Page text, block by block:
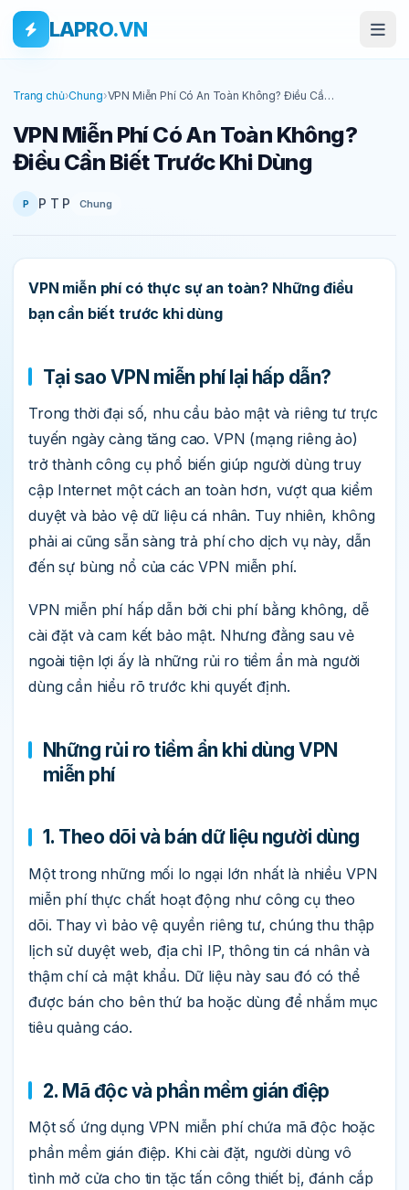
Skip to main content
Bỏ qua tới nội dung
LAPRO.VN
Trang chủ›Chung›VPN Miễn Phí Có An Toàn Không? Điều Cần
VPN Miễn Phí Có An Toàn Không?
Điều Cần Biết Trước Khi Dùng
P P T P Chung
VPN miễn phí có thực sự an toàn? Những điều
bạn cần biết trước khi dùng
Tại sao VPN miễn phí lại hấp dẫn?
Trong thời đại số, nhu cầu bảo mật và riêng tư trực
tuyến ngày càng tăng cao. VPN (mạng riêng ảo)
trở thành công cụ phổ biến giúp người dùng truy
cập Internet một cách an toàn hơn, vượt qua kiểm
duyệt và bảo vệ dữ liệu cá nhân. Tuy nhiên, không
phải ai cũng sẵn sàng trả phí cho dịch vụ này, dẫn
đến sự bùng nổ của các VPN miễn phí.
VPN miễn phí hấp dẫn bởi chi phí bằng không, dễ
cài đặt và cam kết bảo mật. Nhưng đằng sau vẻ
ngoài tiện lợi ấy là những rủi ro tiềm ẩn mà người
dùng cần hiểu rõ trước khi quyết định.
Những rủi ro tiềm ẩn khi dùng VPN
miễn phí
1. Theo dõi và bán dữ liệu người dùng
Một trong những mối lo ngại lớn nhất là nhiều VPN
miễn phí thực chất hoạt động như công cụ theo
dõi. Thay vì bảo vệ quyền riêng tư, chúng thu thập
lịch sử duyệt web, địa chỉ IP, thông tin cá nhân và
thậm chí cả mật khẩu. Dữ liệu này sau đó có thể
được bán cho bên thứ ba hoặc dùng để nhắm mục
tiêu quảng cáo.
2. Mã độc và phần mềm gián điệp
Một số ứng dụng VPN miễn phí chứa mã độc hoặc
phần mềm gián điệp. Khi cài đặt, người dùng vô
tình mở cửa cho tin tặc tấn công thiết bị, đánh cắp